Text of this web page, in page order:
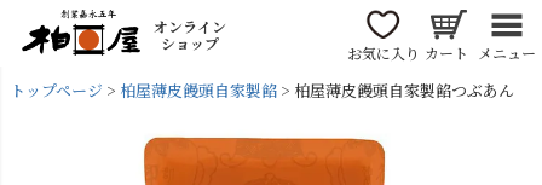
オンライン
ショップ
お気に入り カート メニュー
トップページ 柏屋薄皮饅頭自家製餡 柏屋薄皮饅頭自家製餡つぶあん